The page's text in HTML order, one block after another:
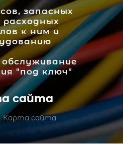
запасных
к ним и
обслуживание
"под ключ"
сайта
Карта сайта